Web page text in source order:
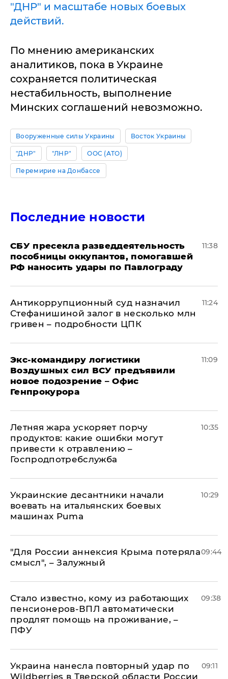
"ДНР" и масштабе новых боевых
действий.
По мнению американских
аналитиков, пока в Украине
сохраняется политическая
нестабильность, выполнение
Минских соглашений невозможно.
Вооруженные силы Украины Восток Украины
"ДНР" "ЛНР" ООС (АТО)
Перемирие на Донбассе
Последние новости
СБУ пресекла разведдеятельность
пособницы оккупантов, помогавшей
РФ наносить удары по Павлограду
11:38
Антикоррупционный суд назначил
Стефанишиной залог в несколько млн
гривен – подробности ЦПК
11:24
Экс-командиру логистики
Воздушных сил ВСУ предъявили
новое подозрение – Офис
Генпрокурора
11:09
Летняя жара ускоряет порчу
продуктов: какие ошибки могут
привести к отравлению –
Госпродпотребслужба
10:35
Украинские десантники начали
воевать на итальянских боевых
машинах Puma
10:29
"Для России аннексия Крыма потеряла
смысл", – Залужный
09:44
Стало известно, кому из работающих
пенсионеров-ВПЛ автоматически
продлят помощь на проживание, –
ПФУ
09:38
Украина нанесла повторный удар по
Wildberries в Тверской области России
09:11